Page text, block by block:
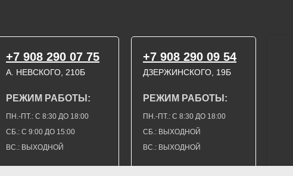
ДЗЕРЖИНСКОГО, 19Б
ВС.: ВЫХОДНОЙ
СБ.: С 9:00 ДО 15:00
ПН.-ПТ.: С 8:30 ДО 18:00
А. НЕВСКОГО, 210Б
+7 908 290 09 54
РЕЖИМ РАБОТЫ:
ВС.: ВЫХОДНОЙ
СБ.: ВЫХОДНОЙ
ПН.-ПТ.: С 8:30 ДО 18:00
РЕЖИМ РАБОТЫ:
+7 908 290 07 75